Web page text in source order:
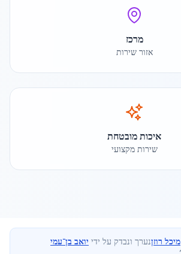
מרכז
אזור שירות
איכות מובטחת
שירות מקצועי
מיכל רוזןנערך ונבדק על ידי יואב בן־עמי